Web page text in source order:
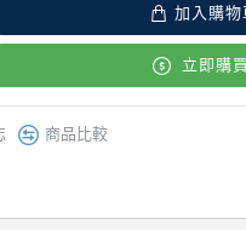
加入購物
立即購買
商品比較